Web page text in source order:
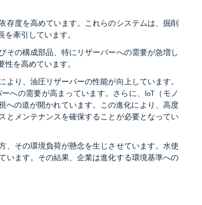
存度を高めています。これらのシステムは、掘削
牽引しています。
その構成部品、特にリザーバーへの需要が急増し
を高めています。
り、油圧リザーバーの性能が向上しています。
への需要が高まっています。さらに、IoT（モノ
への道が開かれています。この進化により、高度
とメンテナンスを確保することが必要となってい
、その環境負荷が懸念を生じさせています。水使
います。その結果、企業は進化する環境基準への